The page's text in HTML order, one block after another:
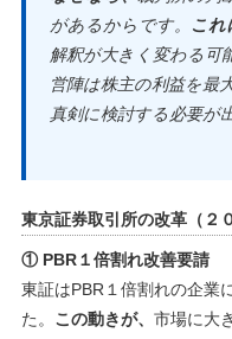
があるからです。
これ
解釈が大きく変わる可
営陣は株主の利益を最
真剣に検討する必要が
東京証券取引所の改革（２
① PBR１倍割れ改善要請
東証はPBR１倍割れの企業
た。 この動きが、 市場に大